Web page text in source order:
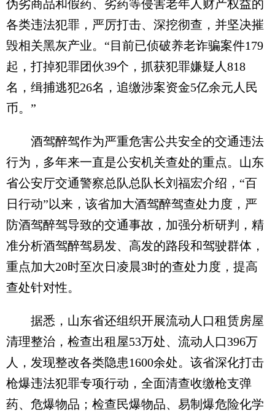
伪劣商品和假药、劣药等侵害老年人财产权益的
各类违法犯罪，严厉打击、深挖彻查，并坚决摧
毁相关黑灰产业。“目前已侦破养老诈骗案件179
起，打掉犯罪团伙39个，抓获犯罪嫌疑人818
名，缉捕逃犯26名，追缴涉案资金5亿余元人民
币。”
酒驾醉驾作为严重危害公共安全的交通违法
行为，多年来一直是公安机关查处的重点。山东
省公安厅交通警察总队总队长刘福宏介绍，“百
日行动”以来，该省加大酒驾醉驾查处力度，严
防酒驾醉驾导致的交通事故，加强分析研判，精
准分析酒驾醉驾易发、高发的路段和驾驶群体，
重点加大20时至次日凌晨3时的查处力度，提高
查处针对性。
据悉，山东省还组织开展流动人口租赁房屋
清理整治，检查出租屋53万处、流动人口396万
人，发现整改各类隐患1600余处。该省深化打击
枪爆违法犯罪专项行动，全面清查收缴枪支弹
药、危爆物品；检查民爆物品、易制爆危险化学